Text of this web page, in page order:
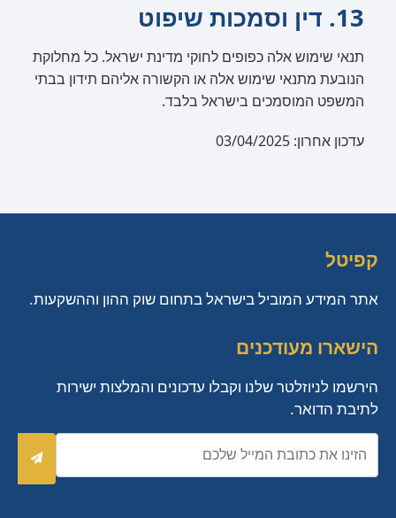
13. דין וסמכות שיפוט
תנאי שימוש אלה כפופים לחוקי מדינת ישראל. כל מחלוקת
הנובעת מתנאי שימוש אלה או הקשורה אליהם תידון בבתי
המשפט המוסמכים בישראל בלבד.
עדכון אחרון: 03/04/2025
קפיטל
אתר המידע המוביל בישראל בתחום שוק ההון וההשקעות.
הישארו מעודכנים
הירשמו לניוזלטר שלנו וקבלו עדכונים והמלצות ישירות
לתיבת הדואר.
אימייל